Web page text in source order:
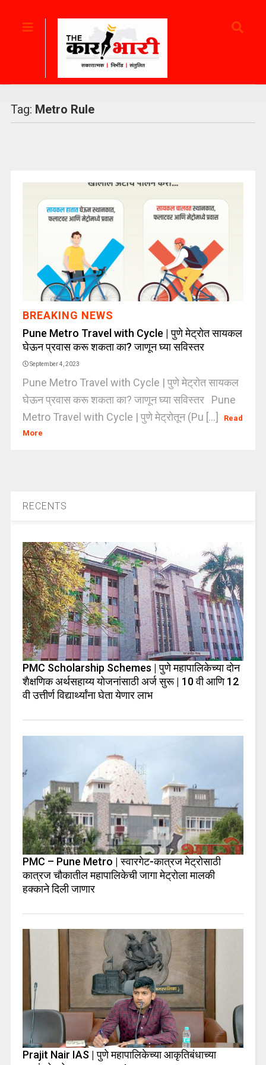
Tag: Metro Rule
BREAKING NEWS
Pune Metro Travel with Cycle | पुणे मेट्रोत सायकल
घेऊन प्रवास करू शकता का? जाणून घ्या सविस्तर
September 4, 2023
Pune Metro Travel with Cycle | पुणे मेट्रोत सायकल
घेऊन प्रवास करू शकता का? जाणून घ्या सविस्तर Pune
Metro Travel with Cycle | पुणे मेट्रोतून (Pu [...]
Read
More
RECENTS
PMC Scholarship Schemes | पुणे महापालिकेच्या दोन
शैक्षणिक अर्थसहाय्य योजनांसाठी अर्ज सुरू | 10 वी आणि 12
वी उत्तीर्ण विद्यार्थ्यांना घेता येणार लाभ
PMC – Pune Metro | स्वारगेट-कात्रज मेट्रोसाठी
कात्रज चौकातील महापालिकेची जागा मेट्रोला मालकी
हक्काने दिली जाणार
Prajit Nair IAS | पुणे महापालिकेच्या आकृतिबंधाच्या